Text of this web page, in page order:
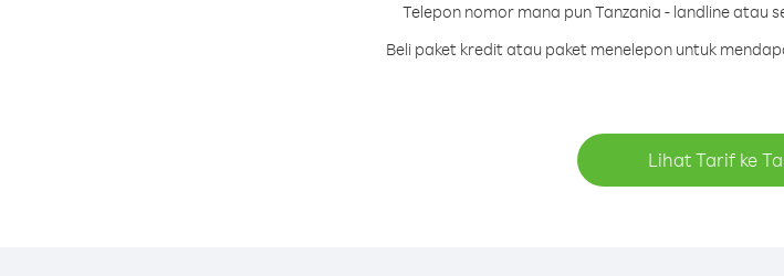
Telepon nomor mana pun Tanzania - landline atau
Beli paket kredit atau paket menelepon untuk
Lihat Tarif ke